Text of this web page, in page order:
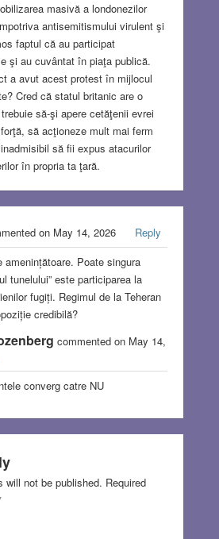
masivă a londonezilor
antisemitismului virulent şi
faptul că au participat
şi au cuvântat în piaţa publică.
a avut acest protest în mijlocul
Cred că statul britanic are o
să-şi apere cetăţenii evrei
să acţioneze mult mai ferm
să fii expus atacurilor
în propria ta ţară.
on May 14, 2026
Reply
Poate singura
tunelului” este participarea la
fugiți. Regimul de la Teheran
credibilă?
commented on May 14,
converg catre NU
will not be published. Required